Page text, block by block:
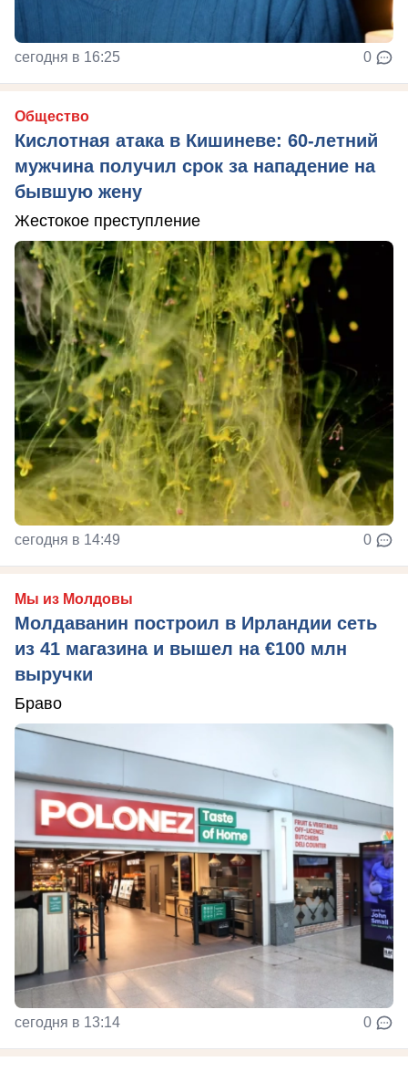
сегодня в 16:25 0
Общество
Кислотная атака в Кишиневе: 60-летний
мужчина получил срок за нападение на
бывшую жену
Жестокое преступление
сегодня в 14:49 0
Мы из Молдовы
Молдаванин построил в Ирландии сеть
из 41 магазина и вышел на €100 млн
выручки
Браво
сегодня в 13:14 0